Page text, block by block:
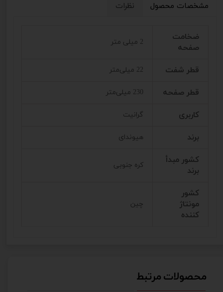
مشخصات محصول نظرات
ضخامت
صفحه
2 میلی متر
قطر شفت 22 میلی‌متر
قطر صفحه 230 میلی‌متر
کاربری گرانیت
برند هیوندای
کشور مبدأ
برند
کره جنوبی
کشور
مونتاژ
کننده
چین
محصولات مرتبط